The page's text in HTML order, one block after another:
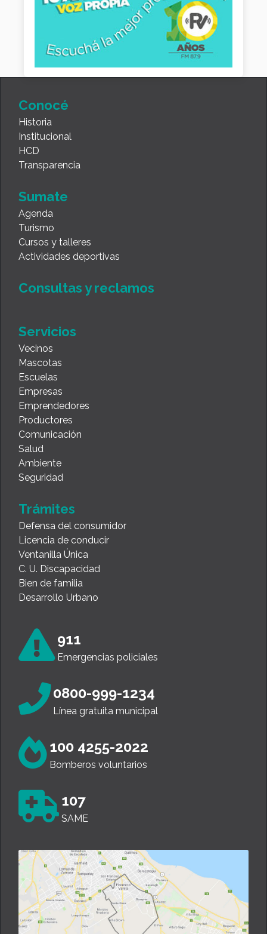
Conocé
Historia
Institucional
HCD
Transparencia
Sumate
Agenda
Turismo
Cursos y talleres
Actividades deportivas
Consultas y reclamos
Servicios
Vecinos
Mascotas
Escuelas
Empresas
Emprendedores
Productores
Comunicación
Salud
Ambiente
Seguridad
Trámites
Defensa del consumidor
Licencia de conducir
Ventanilla Única
C. U. Discapacidad
Bien de familia
Desarrollo Urbano
911
Emergencias policiales
0800-999-1234
Línea gratuita municipal
100 4255-2022
Bomberos voluntarios
107
SAME